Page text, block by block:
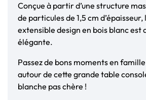
Conçue à partir d’une structure
de particules de 1,5 cm d’épaisseur,
extensible design en bois blanc est
élégante.
Passez de bons moments en
autour de cette grande table
blanche pas chère !